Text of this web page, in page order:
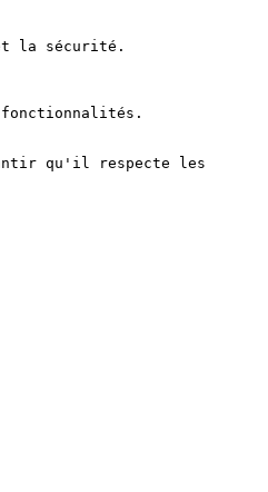
la sécurité.
qu'il respecte les